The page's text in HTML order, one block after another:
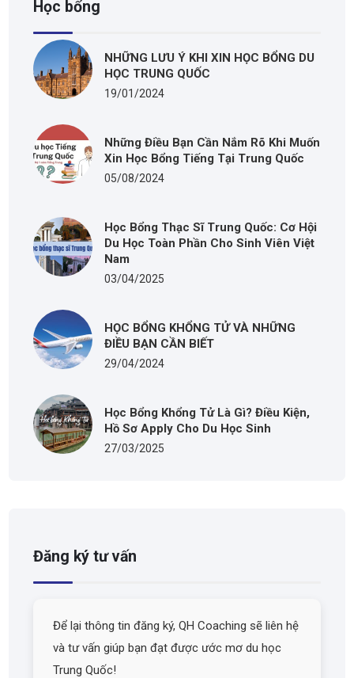
Học bổng
NHỮNG LƯU Ý KHI XIN HỌC BỔNG DU
HỌC TRUNG QUỐC
19/01/2024
Những Điều Bạn Cần Nắm Rõ Khi Muốn
Xin Học Bổng Tiếng Tại Trung Quốc
05/08/2024
Học Bổng Thạc Sĩ Trung Quốc: Cơ Hội
Du Học Toàn Phần Cho Sinh Viên Việt
Nam
03/04/2025
HỌC BỔNG KHỔNG TỬ VÀ NHỮNG
ĐIỀU BẠN CẦN BIẾT
29/04/2024
Học Bổng Khổng Tử Là Gì? Điều Kiện,
Hồ Sơ Apply Cho Du Học Sinh
27/03/2025
Đăng ký tư vấn
Để lại thông tin đăng ký, QH Coaching sẽ liên hệ
và tư vấn giúp bạn đạt được ước mơ du học
Trung Quốc!